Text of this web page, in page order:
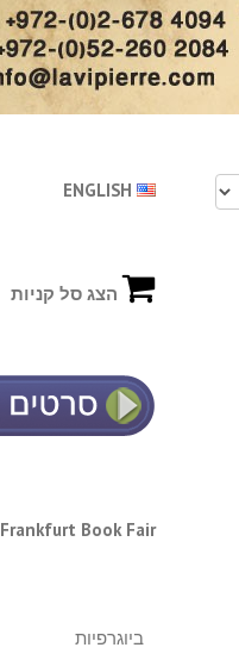
הצג סל קניות
Frankfurt Book Fair
ביוגרפיות